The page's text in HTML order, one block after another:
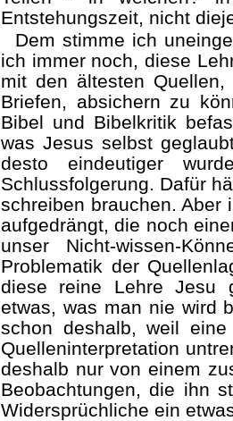
Entstehungszeit, nicht
Dem stimme ich
ich immer noch, diese
mit den ältesten
Briefen, absichern zu
Bibel und Bibelkritik
was Jesus selbst
desto eindeu­tiger
Schlussfolgerung. Dafür
schreiben brauchen. Aber
aufgedrängt, die noch
unser Nicht-wissen-
Problematik der
diese reine Lehre Jesu
etwas, was man nie wird
schon deshalb, weil
Quelleninterpre­tation
deshalb nur von einem
Beobach­tungen, die ihn
Widersprüchliche ein